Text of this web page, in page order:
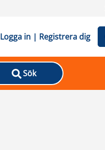
Logga in | Registrera dig
Sök